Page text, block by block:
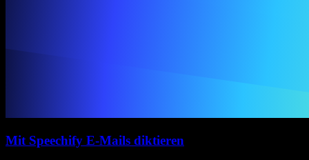
Mit Speechify E-Mails diktieren